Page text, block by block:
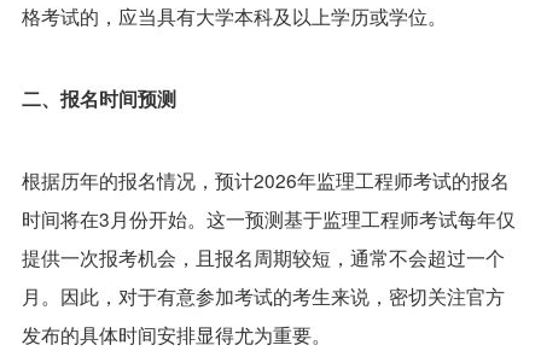
格考试的，应当具有大学本科及以上学历或学位。
二、报名时间预测
根据历年的报名情况，预计2026年监理工程师考试的报名
时间将在3月份开始。这一预测基于监理工程师考试每年仅
提供一次报考机会，且报名周期较短，通常不会超过一个
月。因此，对于有意参加考试的考生来说，密切关注官方
发布的具体时间安排显得尤为重要。